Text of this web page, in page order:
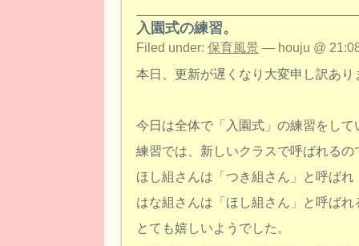
入園式の練習。
Filed under: 保育風景 — houju @
本日、更新が遅くなり大変申し訳あり
今日は全体で「入園式」の練習をして
練習では、新しいクラスで呼ばれるの
ほし組さんは「つき組さん」と呼ばれ
はな組さんは「ほし組さん」と呼ばれ
とても嬉しいようでした。